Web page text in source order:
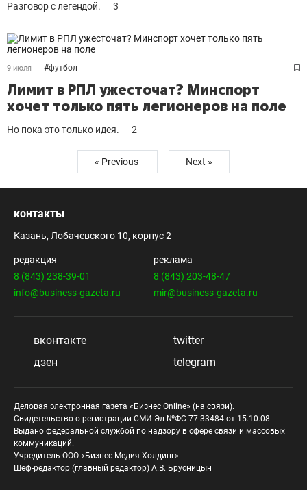
Разговор с легендой. 3
9 июля #футбол
Лимит в РПЛ ужесточат? Минспорт
хочет только пять легионеров на поле
Но пока это только идея. 2
« Previous Next »
контакты
Казань, Лобачевского 10, корпус 2
редакция
8 (843) 238-39-01
info@business-gazeta.ru
реклама
8 (843) 203-48-47
mir@business-gazeta.ru
вконтакте
twitter
дзен
telegram
Деловая электронная газета «Бизнес Online» (на связи).
Свидетельство о регистрации СМИ Эл №ФС 77-33484 от 15.10.08.
Выдано федеральной службой по надзору в сфере связи и массовых
коммуникаций.
Учредитель ООО «Бизнес Медия Холдинг»
Шеф-редактор (главный редактор) А.В. Брусницын